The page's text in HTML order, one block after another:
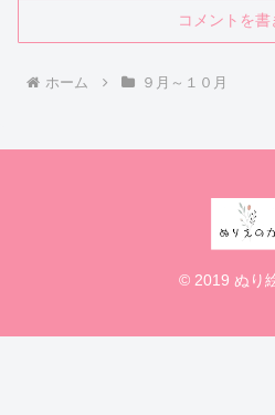
コメントを書
ホーム ９月～１０月
© 2019 ぬり